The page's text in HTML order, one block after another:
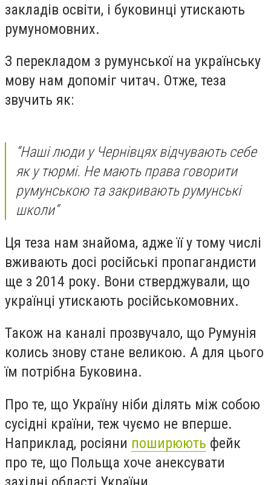
закладів освіти, і буковинці утискають
румуномовних.
З перекладом з румунської на українську
мову нам допоміг читач. Отже, теза
звучить як:
“Наші люди у Чернівцях відчувають себе
як у тюрмі. Не мають права говорити
румунською та закривають румунські
школи”
Ця теза нам знайома, адже її у тому числі
вживають досі російські пропагандисти
ще з 2014 року. Вони стверджували, що
українці утискають російськомовних.
Також на каналі прозвучало, що Румунія
колись знову стане великою. А для цього
їм потрібна Буковина.
Про те, що Україну ніби ділять між собою
сусідні країни, теж чуємо не вперше.
Наприклад, росіяни поширюють фейк
про те, що Польща хоче анексувати